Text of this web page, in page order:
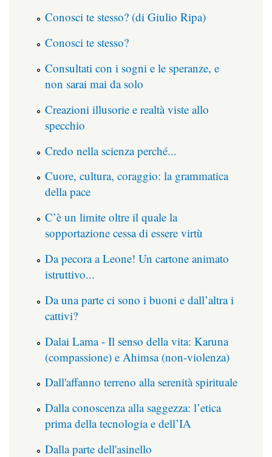
Conosci te stesso? (di Giulio Ripa)
Conosci te stesso?
Consultati con i sogni e le speranze, e
non sarai mai da solo
Creazioni illusorie e realtà viste allo
specchio
Credo nella scienza perché...
Cuore, cultura, coraggio: la grammatica
della pace
C’è un limite oltre il quale la
sopportazione cessa di essere virtù
Da pecora a Leone! Un cartone animato
istruttivo...
Da una parte ci sono i buoni e dall’altra i
cattivi?
Dalai Lama - Il senso della vita: Karuna
(compassione) e Ahimsa (non-violenza)
Dall'affanno terreno alla serenità spirituale
Dalla conoscenza alla saggezza: l’etica
prima della tecnologia e dell’IA
Dalla parte dell'asinello